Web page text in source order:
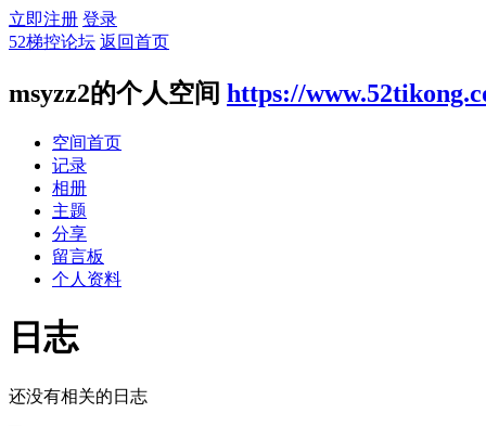
立即注册 登录
52梯控论坛 返回首页
msyzz2的个人空间 https://
空间首页
记录
相册
主题
分享
留言板
个人资料
日志
还没有相关的日志